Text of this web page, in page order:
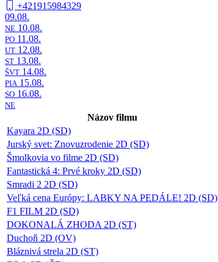
+421915984329
09.08.
NE 10.08.
PO 11.08.
UT 12.08.
ST 13.08.
ŠVT 14.08.
PIA 15.08.
SO 16.08.
NE
Názov filmu
Kayara 2D (SD)
Jurský svet: Znovuzrodenie 2D (SD)
Šmolkovia vo filme 2D (SD)
Fantastická 4: Prvé kroky 2D (SD)
Smradi 2 2D (SD)
Veľká cena Európy: LABKY NA PEDÁLE! 2D (SD)
F1 FILM 2D (SD)
DOKONALÁ ZHODA 2D (ST)
Duchoň 2D (OV)
Bláznivá strela 2D (ST)